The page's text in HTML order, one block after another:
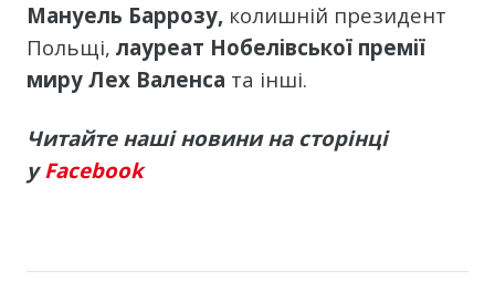
Мануель Баррозу, колишній президент
Польщі, лауреат Нобелівської премії
миру Лех Валенса та інші.
Читайте наші новини на сторінці
уFacebook